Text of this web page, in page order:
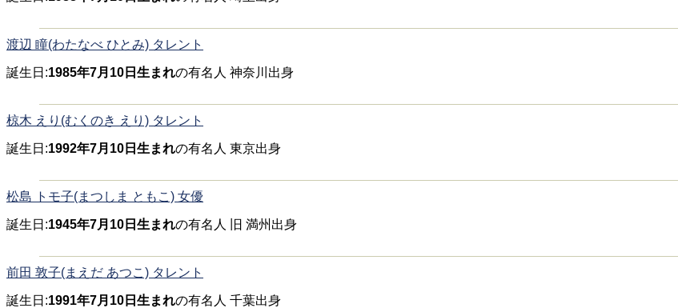
渡辺 瞳(わたなべ ひとみ) タレント
誕生日:1985年7月10日生まれの有名人 神奈川出身
椋木 えり(むくのき えり) タレント
誕生日:1992年7月10日生まれの有名人 東京出身
松島 トモ子(まつしま ともこ) 女優
誕生日:1945年7月10日生まれの有名人 旧 満州出身
前田 敦子(まえだ あつこ) タレント
誕生日:1991年7月10日生まれの有名人 千葉出身